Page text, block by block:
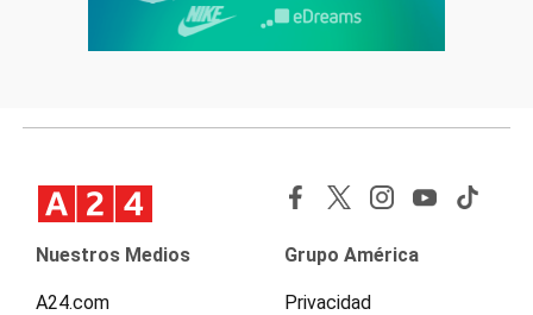
Nuestros Medios
A24.com
Grupo América
Privacidad